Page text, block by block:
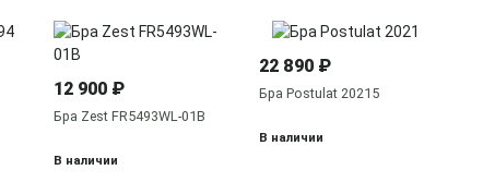
12 900 ₽
Бра Zest FR5493WL-01B
В наличии
22 890 ₽
Бра Postulat 20215
В наличии